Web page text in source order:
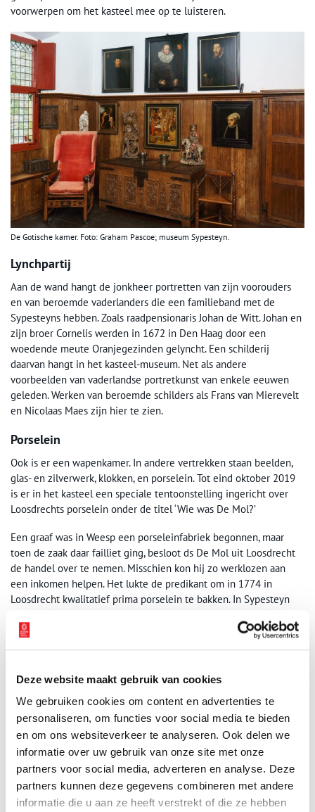
Deze website maakt gebruik van cookies
We gebruiken cookies om content en advertenties te
personaliseren, om functies voor social media te bieden
en om ons websiteverkeer te analyseren. Ook delen we
informatie over uw gebruik van onze site met onze
partners voor social media, adverteren en analyse. Deze
partners kunnen deze gegevens combineren met andere
informatie die u aan ze heeft verstrekt of die ze hebben
voorwerpen om het kasteel mee op te luisteren.
De Gotische kamer. Foto: Graham Pascoe; museum Sypesteyn.
Lynchpartij
Aan de wand hangt de jonkheer portretten van zijn voorouders
en van beroemde vaderlanders die een familieband met de
Sypesteyns hebben. Zoals raadpensionaris Johan de Witt. Johan en
zijn broer Cornelis werden in 1672 in Den Haag door een
woedende meute Oranjegezinden gelyncht. Een schilderij
daarvan hangt in het kasteel-museum. Net als andere
voorbeelden van vaderlandse portretkunst van enkele eeuwen
geleden. Werken van beroemde schilders als Frans van Mierevelt
en Nicolaas Maes zijn hier te zien.
Porselein
Ook is er een wapenkamer. In andere vertrekken staan beelden,
glas- en zilverwerk, klokken, en porselein. Tot eind oktober 2019
is er in het kasteel een speciale tentoonstelling ingericht over
Loosdrechts porselein onder de titel ‘Wie was De Mol?’
Een graaf was in Weesp een porseleinfabriek begonnen, maar
toen de zaak daar failliet ging, besloot ds De Mol uit Loosdrecht
de handel over te nemen. Misschien kon hij zo werklozen aan
een inkomen helpen. Het lukte de predikant om in 1774 in
Loosdrecht kwalitatief prima porselein te bakken. In Sypesteyn
na de veelbelovende start ging, net als eerder in Weesp, ook dit